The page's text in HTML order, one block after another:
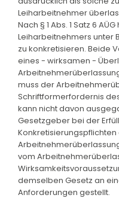
Leiharbeitnehmer
Nach § 1 Abs. 1 Satz 6
Leiharbeitnehmers unter
zu konkretisieren. Beide
eines - wirksamen -
muss der
Schriftformerfordernis des
kann nicht davon
Gesetzgeber bei der
Konkretisierungspflichten
vom
demselben Gesetz an
Anforderungen gestellt.